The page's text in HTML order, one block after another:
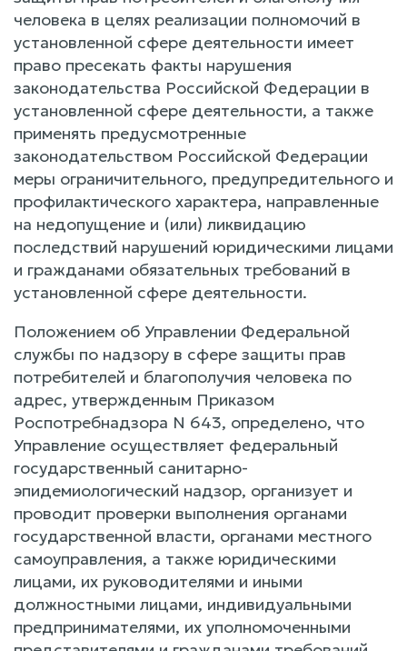
человека в целях реализации полномочий в
установленной сфере деятельности имеет
право пресекать факты нарушения
законодательства Российской Федерации в
установленной сфере деятельности, а также
применять предусмотренные
законодательством Российской Федерации
меры ограничительного, предупредительного и
профилактического характера, направленные
на недопущение и (или) ликвидацию
последствий нарушений юридическими лицами
и гражданами обязательных требований в
установленной сфере деятельности.
Положением об Управлении Федеральной
службы по надзору в сфере защиты прав
потребителей и благополучия человека по
адрес, утвержденным Приказом
Роспотребнадзора N 643, определено, что
Управление осуществляет федеральный
государственный санитарно-
эпидемиологический надзор, организует и
проводит проверки выполнения органами
государственной власти, органами местного
самоуправления, а также юридическими
лицами, их руководителями и иными
должностными лицами, индивидуальными
предпринимателями, их уполномоченными